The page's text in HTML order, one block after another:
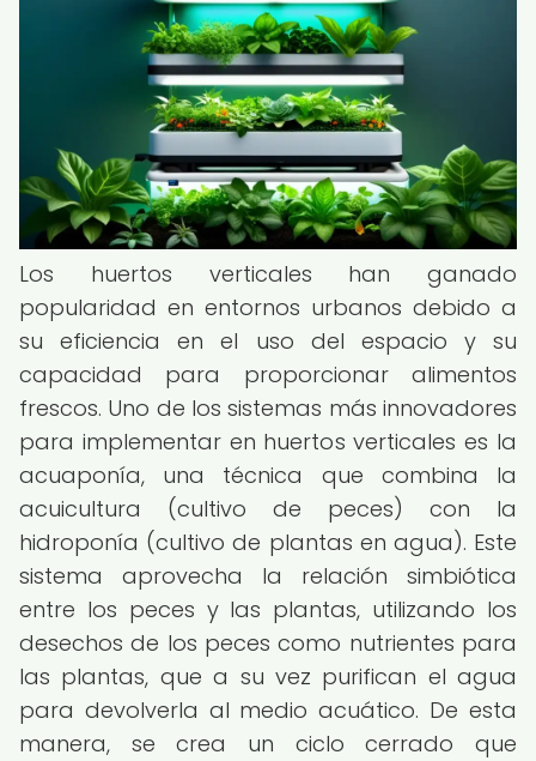
Los huertos verticales han ganado
popularidad en entornos urbanos debido a
su eficiencia en el uso del espacio y su
capacidad para proporcionar alimentos
frescos. Uno de los sistemas más innovadores
para implementar en huertos verticales es la
acuaponía, una técnica que combina la
acuicultura (cultivo de peces) con la
hidroponía (cultivo de plantas en agua). Este
sistema aprovecha la relación simbiótica
entre los peces y las plantas, utilizando los
desechos de los peces como nutrientes para
las plantas, que a su vez purifican el agua
para devolverla al medio acuático. De esta
manera, se crea un ciclo cerrado que